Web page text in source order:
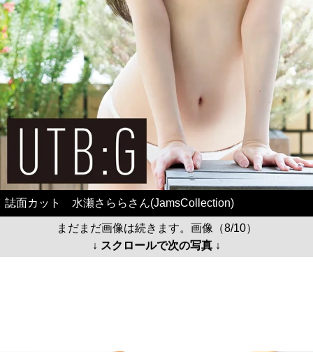
誌面カット 水瀬さららさん(JamsCollection)
まだまだ画像は続きます。画像（8/10）
↓ スクロールで次の写真 ↓